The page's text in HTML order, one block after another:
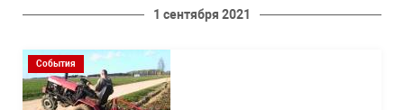
1 сентября 2021
События